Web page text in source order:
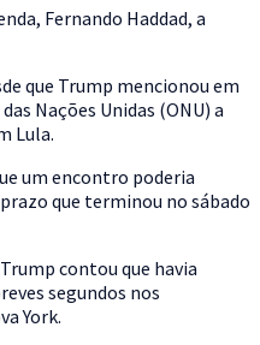
Fernando Haddad, a
que Trump mencionou em
Nações Unidas (ONU) a
Lula.
um encontro poderia
que terminou no sábado
contou que havia
segundos nos
York.